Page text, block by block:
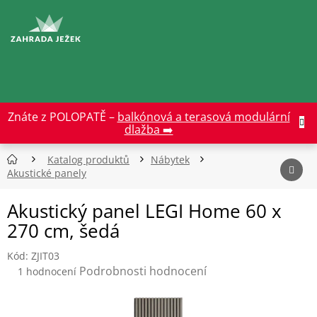
obsah
Znáte z POLOPATĚ – balkónová a terasová modulární
dlažba ➡️
Katalog produktů
Nábytek
Akustické panely
Akustický panel LEGI Home 60 x
270 cm, šedá
Kód: ZJIT03
Průměrné
hodnocení
1 hodnocení Podrobnosti hodnocení